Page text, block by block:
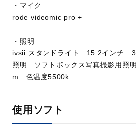
業種：服飾・アパレル
・マイク
rode videomic pro +
・照明
ivsii スタンドライト 15.2インチ
照明 ソフトボックス写真撮影用照
m 色温度5500k
使用ソフト